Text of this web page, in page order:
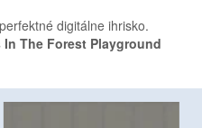
digitálne ihrisko.
In The Forest Playground